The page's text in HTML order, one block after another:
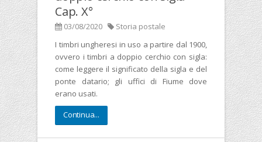
Cap. X°
03/08/2020
Storia postale
I timbri ungheresi in uso a partire dal 1900,
ovvero i timbri a doppio cerchio con sigla:
come leggere il significato della sigla e del
ponte datario; gli uffici di Fiume dove
erano usati.
Continua...